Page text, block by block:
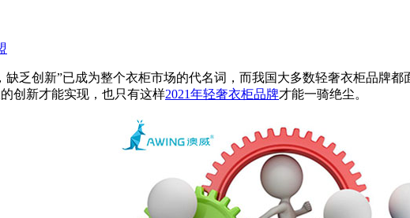
乏创新”已成为整个衣柜市场的代名词，而我国大多数轻奢衣柜品牌
创新才能实现，也只有这样2021年轻奢衣柜品牌才能一骑绝尘。